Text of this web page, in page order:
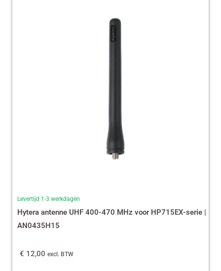
Levertijd 1-3 werkdagen
Hytera antenne UHF 400-470 MHz voor HP715EX-serie |
AN0435H15
€ 12,00 excl. BTW